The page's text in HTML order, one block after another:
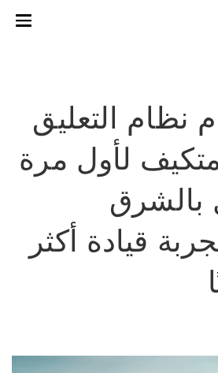
نظام التعليق
لأول مرة
بالشرق
قيادة أكثر